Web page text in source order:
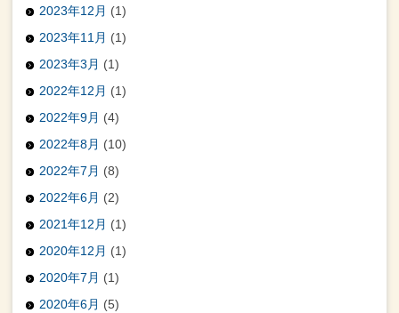
2023年12月 (1)
2023年11月 (1)
2023年3月 (1)
2022年12月 (1)
2022年9月 (4)
2022年8月 (10)
2022年7月 (8)
2022年6月 (2)
2021年12月 (1)
2020年12月 (1)
2020年7月 (1)
2020年6月 (5)